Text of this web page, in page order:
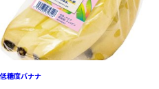
低糖度バナナ